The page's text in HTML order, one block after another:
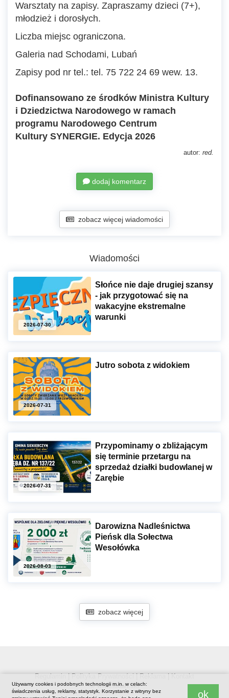
ok
Używamy cookies i podobnych technologii m.in. w celach:
świadczenia usług, reklamy, statystyk. Korzystanie z witryny bez
Warsztaty na zapisy. Zapraszamy dzieci (7+),
młodzież i dorosłych.
Liczba miejsc ograniczona.
Galeria nad Schodami, Lubań
Zapisy pod nr tel.: tel. 75 722 24 69 wew. 13.
Dofinansowano ze środków Ministra Kultury
i Dziedzictwa Narodowego w ramach
programu Narodowego Centrum
Kultury SYNERGIE. Edycja 2026
autor: red.
dodaj komentarz
zobacz więcej wiadomości
Wiadomości
2026-07-30
Słońce nie daje drugiej szansy
- jak przygotować się na
wakacyjne ekstremalne
warunki
2026-07-31
Jutro sobota z widokiem
2026-07-31
Przypominamy o zbliżającym
się terminie przetargu na
sprzedaż działki budowlanej w
Zarębie
2026-08-03
Darowizna Nadleśnictwa
Pieńsk dla Sołectwa
Wesołówka
zobacz więcej
Regulamin | Polityka Prywatności | Reklama | Kontakt
© www.luban.ski
.